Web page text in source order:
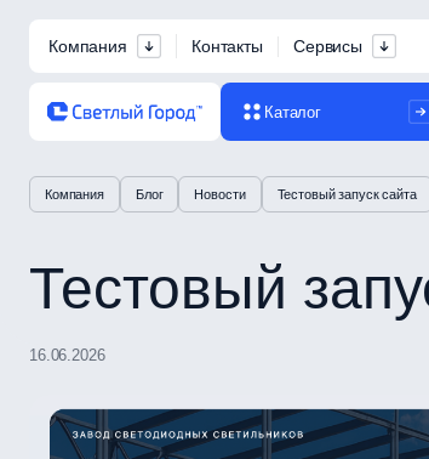
Компания Контакты Сервисы
Каталог
Компания Блог Новости Тестовый запуск сайта
Тестовый
16.06.2026